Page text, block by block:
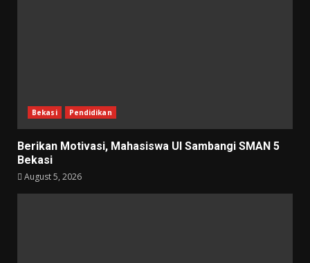
Bekasi Pendidikan
Berikan Motivasi, Mahasiswa UI Sambangi SMAN 5
Bekasi
August 5, 2026